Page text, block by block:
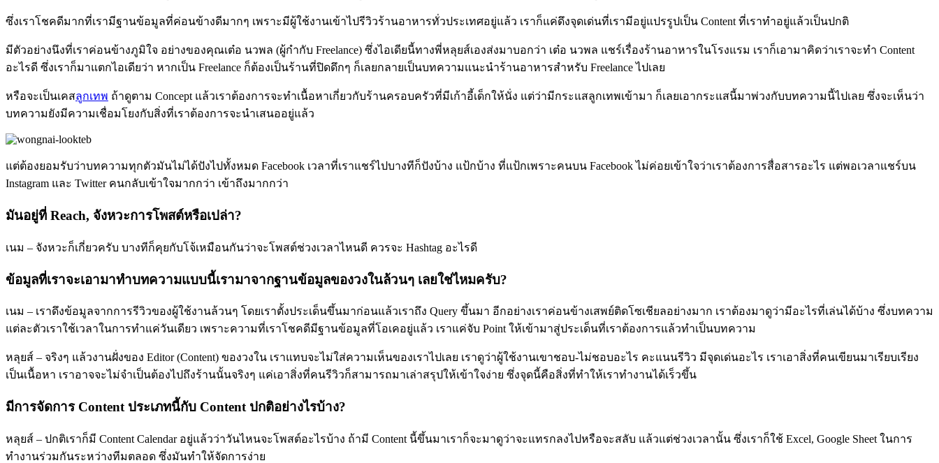
ซึ่งเราโชคดีมากที่เรามีฐานข้อมูลที่ค่อนข้างดีมากๆ เพราะมีผู้ใช้งานเข้าไปรีวิวร้านอาหารทั่วประเทศอยู่แล้ว เราก็แค่ดึงจุดเด่นที่เรามีอยู่แปรรูปเป็น Content ที่เราทำอยู่แล้วเป็นปกติ
มีตัวอย่างนึงที่เราค่อนข้างภูมิใจ อย่างของคุณเต๋อ นวพล (ผู้กำกับ Freelance) ซึ่งไอเดียนี้ทางพี่หลุยส์เองส่งมาบอกว่า เต๋อ นวพล แชร์เรื่องร้านอาหารในโรงแรม เราก็เอามาคิดว่าเราจะทำ Content
อะไรดี ซึ่งเราก็มาแตกไอเดียว่า หากเป็น Freelance ก็ต้องเป็นร้านที่ปิดดึกๆ ก็เลยกลายเป็นบทความแนะนำร้านอาหารสำหรับ Freelance ไปเลย
หรือจะเป็นเคสลูกเทพ ถ้าดูตาม Concept แล้วเราต้องการจะทำเนื้อหาเกี่ยวกับร้านครอบครัวที่มีเก้าอี้เด็กให้นั่ง แต่ว่ามีกระแสลูกเทพเข้ามา ก็เลยเอากระแสนี้มาพ่วงกับบทความนี้ไปเลย ซึ่งจะเห็นว่า
บทความยังมีความเชื่อมโยงกับสิ่งที่เราต้องการจะนำเสนออยู่แล้ว
แต่ต้องยอมรับว่าบทความทุกตัวมันไม่ได้ปังไปทั้งหมด Facebook เวลาที่เราแชร์ไปบางทีก็ปังบ้าง แป้กบ้าง ที่แป้กเพราะคนบน Facebook ไม่ค่อยเข้าใจว่าเราต้องการสื่อสารอะไร แต่พอเวลาแชร์บน
Instagram และ Twitter คนกลับเข้าใจมากกว่า เข้าถึงมากกว่า
มันอยู่ที่ Reach, จังหวะการโพสต์หรือเปล่า?
เนม – จังหวะก็เกี่ยวครับ บางทีก็คุยกับโจ้เหมือนกันว่าจะโพสต์ช่วงเวลาไหนดี ควรจะ Hashtag อะไรดี
ข้อมูลที่เราจะเอามาทำบทความแบบนี้เรามาจากฐานข้อมูลของวงในล้วนๆ เลยใช่ไหมครับ?
เนม – เราดึงข้อมูลจากการรีวิวของผู้ใช้งานล้วนๆ โดยเราตั้งประเด็นขึ้นมาก่อนแล้วเราถึง Query ขึ้นมา อีกอย่างเราค่อนข้างเสพย์ติดโซเชียลอย่างมาก เราต้องมาดูว่ามีอะไรที่เล่นได้บ้าง ซึ่งบทความ
แต่ละตัวเราใช้เวลาในการทำแค่วันเดียว เพราะความที่เราโชคดีมีฐานข้อมูลที่โอเคอยู่แล้ว เราแค่จับ Point ให้เข้ามาสู่ประเด็นที่เราต้องการแล้วทำเป็นบทความ
หลุยส์ – จริงๆ แล้วงานฝั่งของ Editor (Content) ของวงใน เราแทบจะไม่ใส่ความเห็นของเราไปเลย เราดูว่าผู้ใช้งานเขาชอบ-ไม่ชอบอะไร คะแนนรีวิว มีจุดเด่นอะไร เราเอาสิ่งที่คนเขียนมาเรียบเรียง
เป็นเนื้อหา เราอาจจะไม่จำเป็นต้องไปถึงร้านนั้นจริงๆ แค่เอาสิ่งที่คนรีวิวก็สามารถมาเล่าสรุปให้เข้าใจง่าย ซึ่งจุดนี้คือสิ่งที่ทำให้เราทำงานได้เร็วขึ้น
มีการจัดการ Content ประเภทนี้กับ Content ปกติอย่างไรบ้าง?
หลุยส์ – ปกติเราก็มี Content Calendar อยู่แล้วว่าวันไหนจะโพสต์อะไรบ้าง ถ้ามี Content นี้ขึ้นมาเราก็จะมาดูว่าจะแทรกลงไปหรือจะสลับ แล้วแต่ช่วงเวลานั้น ซึ่งเราก็ใช้ Excel, Google Sheet ในการ
ทำงานร่วมกันระหว่างทีมตลอด ซึ่งมันทำให้จัดการง่าย